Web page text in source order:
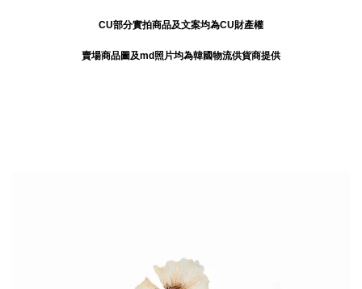
CU部分實拍商品及文案均為CU財產權
賣場商品圖及md照片均為韓國物流供貨商提供